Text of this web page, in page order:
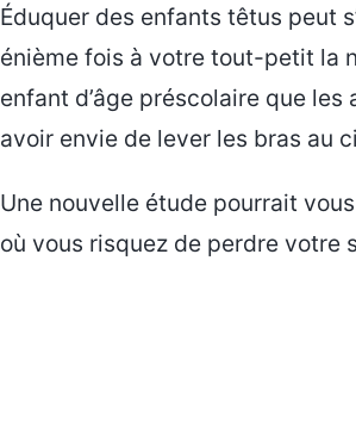
Éduquer des enfants têtus peut
énième fois à votre tout-petit la
enfant d’âge préscolaire que
avoir envie de lever les bras au
Une nouvelle étude pourrait
où vous risquez de perdre votre